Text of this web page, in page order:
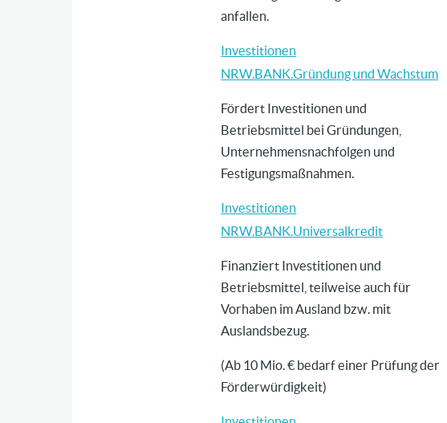
anfallen.
Investitionen
NRW.BANK.Gründung und Wachstum
Fördert Investitionen und
Betriebsmittel bei Gründungen,
Unternehmensnachfolgen und
Festigungsmaßnahmen.
Investitionen
NRW.BANK.Universalkredit
Finanziert Investitionen und
Betriebsmittel, teilweise auch für
Vorhaben im Ausland bzw. mit
Auslandsbezug.
(Ab 10 Mio. € bedarf einer Prüfung der
Förderwürdigkeit)